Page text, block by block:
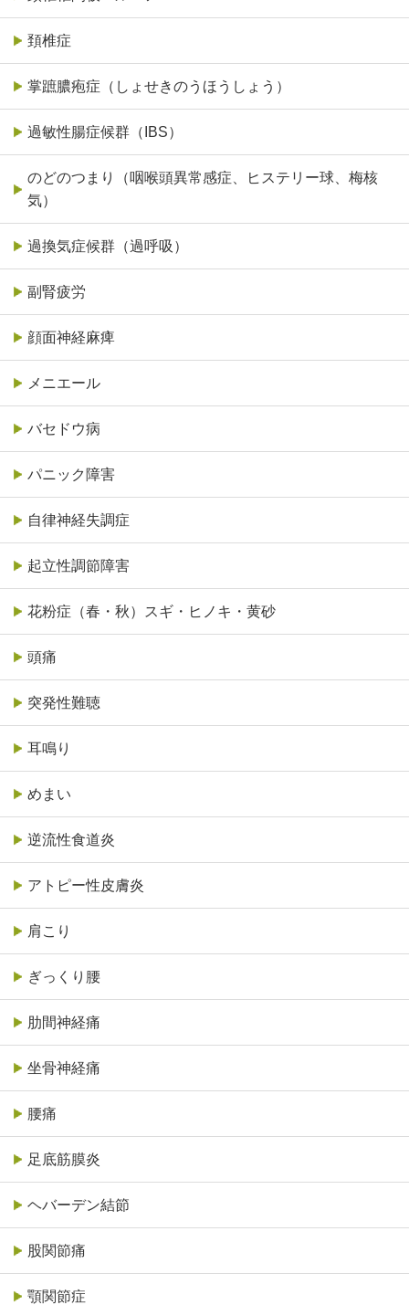
頚椎症
掌蹠膿疱症（しょせきのうほうしょう）
過敏性腸症候群（IBS）
のどのつまり（咽喉頭異常感症、ヒステリー球、梅核
気）
過換気症候群（過呼吸）
副腎疲労
顔面神経麻痺
メニエール
バセドウ病
パニック障害
自律神経失調症
起立性調節障害
花粉症（春・秋）スギ・ヒノキ・黄砂
頭痛
突発性難聴
耳鳴り
めまい
逆流性食道炎
アトピー性皮膚炎
肩こり
ぎっくり腰
肋間神経痛
坐骨神経痛
腰痛
足底筋膜炎
ヘバーデン結節
股関節痛
顎関節症